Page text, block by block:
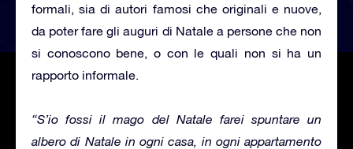
formali, sia di autori famosi che originali e nuove,
da poter fare gli auguri di Natale a persone che non
si conoscono bene, o con le quali non si ha un
rapporto informale.
“S’io fossi il mago del Natale farei spuntare un
albero di Natale in ogni casa, in ogni appartamento